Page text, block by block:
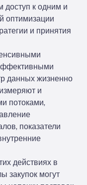
доступ к одним и
оптимизации
и принятия
данных жизненно
и
потоками,
показатели
действиях в
закупок могут